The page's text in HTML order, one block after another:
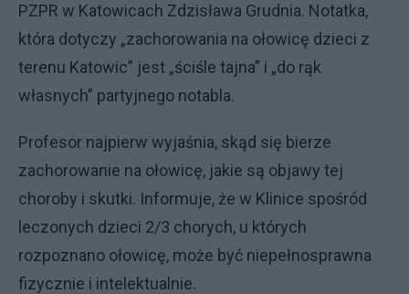
PZPR w Katowicach Zdzisława Grudnia. Notatka,
która dotyczy „zachorowania na ołowicę dzieci z
terenu Katowic” jest „ściśle tajna” i „do rąk
własnych” partyjnego notabla.
Profesor najpierw wyjaśnia, skąd się bierze
zachorowanie na ołowicę, jakie są objawy tej
choroby i skutki. Informuje, że w Klinice spośród
leczonych dzieci 2/3 chorych, u których
rozpoznano ołowicę, może być niepełnosprawna
fizycznie i intelektualnie.